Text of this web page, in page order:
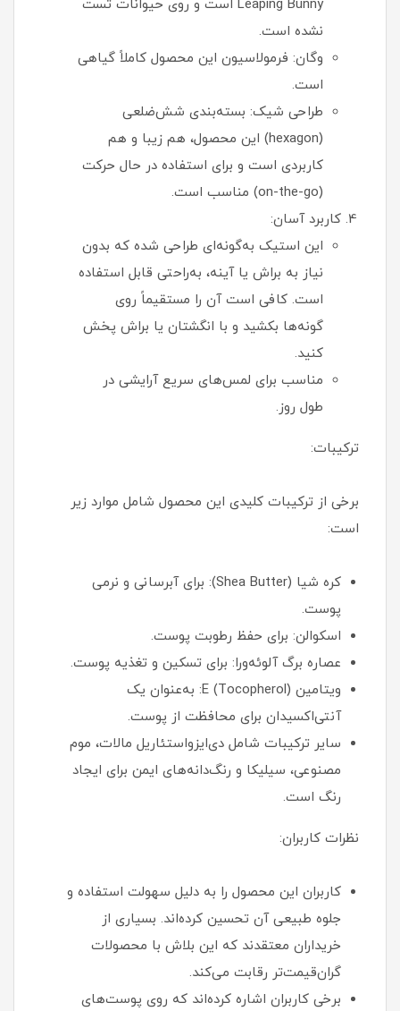
Leaping Bunny است و روی حیوانات تست
نشده است.
وگان: فرمولاسیون این محصول کاملاً گیاهی
است.
طراحی شیک: بسته‌بندی شش‌ضلعی
(hexagon) این محصول، هم زیبا و هم
کاربردی است و برای استفاده در حال حرکت
(on-the-go) مناسب است.
کاربرد آسان:
این استیک به‌گونه‌ای طراحی شده که بدون
نیاز به براش یا آینه، به‌راحتی قابل استفاده
است. کافی است آن را مستقیماً روی
گونه‌ها بکشید و با انگشتان یا براش پخش
کنید.
مناسب برای لمس‌های سریع آرایشی در
طول روز.
ترکیبات:
برخی از ترکیبات کلیدی این محصول شامل موارد زیر
است:
کره شیا (Shea Butter): برای آبرسانی و نرمی
پوست.
اسکوالن: برای حفظ رطوبت پوست.
عصاره برگ آلوئه‌ورا: برای تسکین و تغذیه پوست.
ویتامین E (Tocopherol): به‌عنوان یک
آنتی‌اکسیدان برای محافظت از پوست.
سایر ترکیبات شامل دی‌ایزواستئاریل مالات، موم
مصنوعی، سیلیکا و رنگ‌دانه‌های ایمن برای ایجاد
رنگ است.
نظرات کاربران:
کاربران این محصول را به دلیل سهولت استفاده و
جلوه طبیعی آن تحسین کرده‌اند. بسیاری از
خریداران معتقدند که این بلاش با محصولات
گران‌قیمت‌تر رقابت می‌کند.
برخی کاربران اشاره کرده‌اند که روی پوست‌های